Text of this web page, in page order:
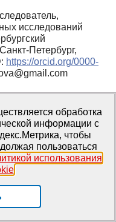
исследований
Петербург,
https://orcid.org/0000-
доктор
ведущий научный
психолого-
(ФГБОУ ВО МГППУ),
Москва,
https://orcid.org/0000-
обработка
информации с
чтобы
пользоваться
использования
.